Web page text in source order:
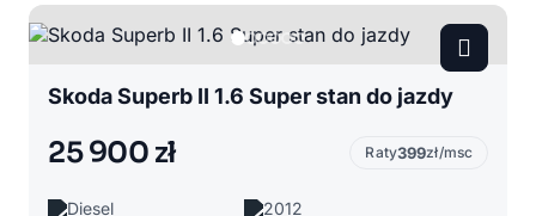
Skoda Superb II 1.6 Super stan do jazdy
25 900 zł Raty399zł/msc
Diesel
2012